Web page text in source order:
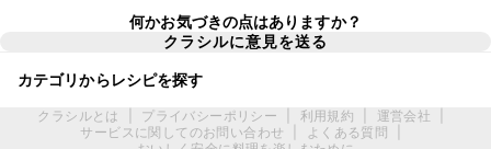
何かお気づきの点はありますか？
クラシルに意見を送る
カテゴリからレシピを探す
クラシルとは プライバシーポリシー 利用規約 運営会社
サービスに関してのお問い合わせ
よくある質問